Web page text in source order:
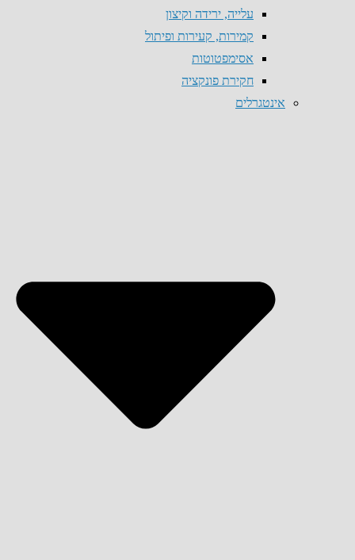
עלייה, ירידה וקיצון
קמירות, קעירות ופיתול
אסימפטוטות
חקירת פונקציה
אינטגרלים